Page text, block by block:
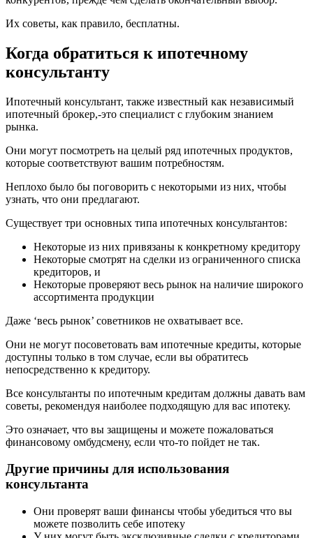
Их советы, как правило, бесплатны.
Когда обратиться к ипотечному
консультанту
Ипотечный консультант, также известный как независимый
ипотечный брокер,-это специалист с глубоким знанием
рынка.
Они могут посмотреть на целый ряд ипотечных продуктов,
которые соответствуют вашим потребностям.
Неплохо было бы поговорить с некоторыми из них, чтобы
узнать, что они предлагают.
Существует три основных типа ипотечных консультантов:
Некоторые из них привязаны к конкретному кредитору
Некоторые смотрят на сделки из ограниченного списка
кредиторов, и
Некоторые проверяют весь рынок на наличие широкого
ассортимента продукции
Даже ‘весь рынок’ советников не охватывает все.
Они не могут посоветовать вам ипотечные кредиты, которые
доступны только в том случае, если вы обратитесь
непосредственно к кредитору.
Все консультанты по ипотечным кредитам должны давать вам
советы, рекомендуя наиболее подходящую для вас ипотеку.
Это означает, что вы защищены и можете пожаловаться
финансовому омбудсмену, если что-то пойдет не так.
Другие причины для использования
консультанта
Они проверят ваши финансы чтобы убедиться что вы
можете позволить себе ипотеку